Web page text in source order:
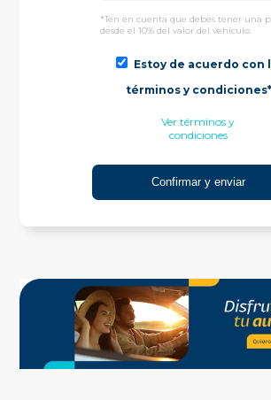
*Ten en cuenta que debes tener una
desde el 10% del valor del vehículo.
Estoy de acuerdo con
términos y condiciones*
Ver términos y
condiciones